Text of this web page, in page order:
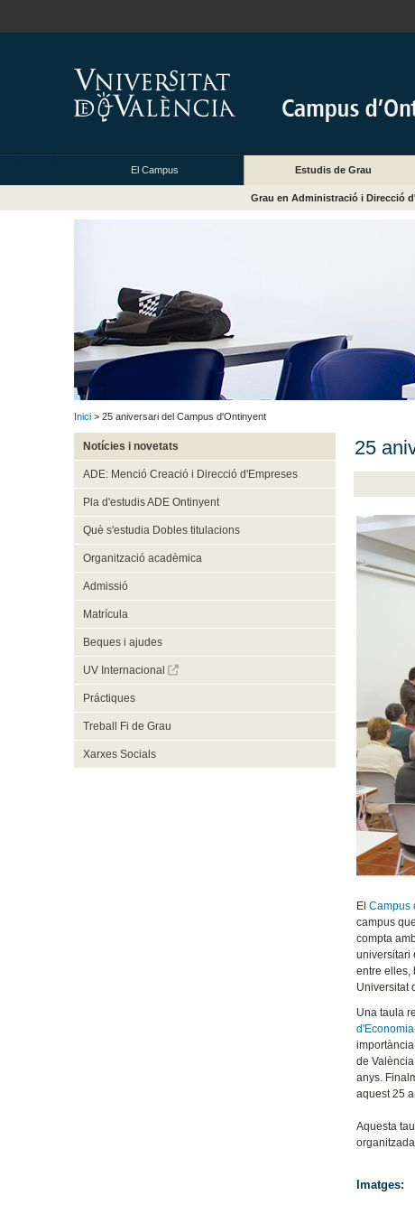
El Campus Estudis de Grau
Grau en Administració i Direcció
Inici > 25 aniversari del Campus d'Ontinyent
Notícies i novetats
ADE: Menció Creació i Direcció d'Empreses
Pla d'estudis ADE Ontinyent
Què s'estudia Dobles titulacions
Organització acadèmica
Admissió
Matrícula
Beques i ajudes
UV Internacional
Práctiques
Treball Fi de Grau
Xarxes Socials
25
El Campus
campus
compta
universitari
entre elles,
Universitat
Una taula
d'Economia
de
anys.
aquest 25
Aquesta
Imatges: